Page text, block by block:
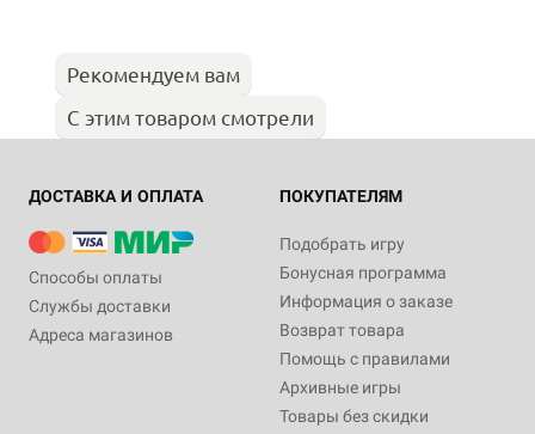
Рекомендуем вам
С этим товаром смотрели
ДОСТАВКА И ОПЛАТА
Способы оплаты
Службы доставки
Адреса магазинов
ПОКУПАТЕЛЯМ
Подобрать игру
Бонусная программа
Информация о заказе
Возврат товара
Помощь с правилами
Архивные игры
Товары без скидки